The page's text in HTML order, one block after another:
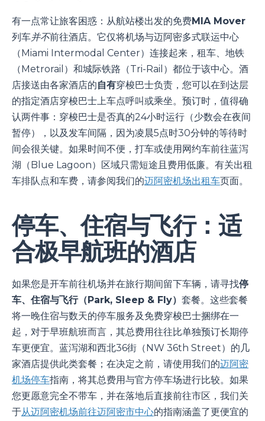
有一点常让旅客困惑：从航站楼出发的免费MIA Mover
列车并不前往酒店。它仅将机场与迈阿密多式联运中心
（Miami Intermodal Center）连接起来，租车、地铁
（Metrorail）和城际铁路（Tri-Rail）都位于该中心。酒
店接送由各家酒店的自有穿梭巴士负责，您可以在到达层
的指定酒店穿梭巴士上车点呼叫或乘坐。预订时，值得确
认两件事：穿梭巴士是否真的24小时运行（少数会在夜间
暂停），以及发车间隔，因为凌晨5点时30分钟的等待时
间会很关键。如果时间不便，打车或使用网约车前往蓝泻
湖（Blue Lagoon）区域只需短途且费用低廉。有关出租
车排队点和车费，请参阅我们的迈阿密机场出租车页面。
停车、住宿与飞行：适
合极早航班的酒店
如果您是开车前往机场并在旅行期间留下车辆，请寻找停
车、住宿与飞行（Park, Sleep & Fly） 套餐。这些套餐
将一晚住宿与数天的停车服务及免费穿梭巴士捆绑在一
起，对于早班航班而言，其总费用往往比单独预订长期停
车更便宜。蓝泻湖和西北36街（NW 36th Street）的几
家酒店提供此类套餐；在决定之前，请使用我们的迈阿密
机场停车指南，将其总费用与官方停车场进行比较。如果
您更愿意完全不带车，并在落地后直接前往市区，我们关
于从迈阿密机场前往迈阿密市中心的指南涵盖了更便宜的